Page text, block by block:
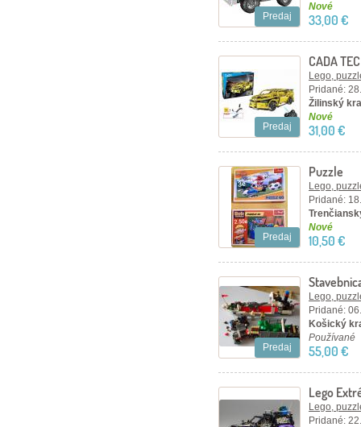
Predaj
Nové
33,00 €
Predaj
CADA
kusov, žltý
Lego,
Pridané:
Žilinský
Nové
31,00 €
Predaj
Puzzle
Lego,
Pridané:
Nové
10,50 €
Predaj
Lego,
Pridané:
Košický
Používané
55,00 €
Lego
Lego,
Pridané: